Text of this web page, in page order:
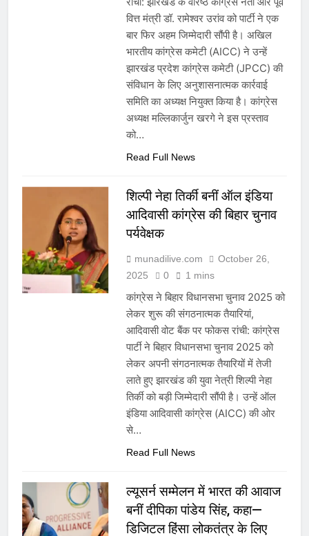
वित्त मंत्री डॉ. रामेश्वर उरांव को पार्टी ने एक
बार फिर अहम जिम्मेदारी सौंपी है। अखिल
भारतीय कांग्रेस कमेटी (AICC) ने उन्हें
झारखंड प्रदेश कांग्रेस कमेटी (JPCC) की
संविधान के लिए अनुशासनात्मक कार्रवाई
समिति का अध्यक्ष नियुक्त किया है। कांग्रेस
अध्यक्ष मल्लिकार्जुन खरगे ने इस प्रस्ताव
को…
Read Full News
शिल्पी नेहा तिर्की बनीं ऑल इंडिया
आदिवासी कांग्रेस की बिहार चुनाव
पर्यवेक्षक
munadilive.com
October 26,
2025
0 1 mins
कांग्रेस ने बिहार विधानसभा चुनाव 2025 को
लेकर शुरू की संगठनात्मक तैयारियां,
आदिवासी वोट बैंक पर फोकस रांची: कांग्रेस
पार्टी ने बिहार विधानसभा चुनाव 2025 को
लेकर अपनी संगठनात्मक तैयारियों में तेजी
लाते हुए झारखंड की युवा नेत्री शिल्पी नेहा
तिर्की को बड़ी जिम्मेदारी सौंपी है। उन्हें ऑल
इंडिया आदिवासी कांग्रेस (AICC) की ओर
से…
Read Full News
ल्यूसर्न सम्मेलन में भारत की आवाज
बनीं दीपिका पांडेय सिंह, कहा—
डिजिटल हिंसा लोकतंत्र के लिए